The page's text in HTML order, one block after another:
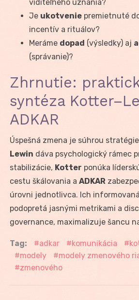
viditeľného uznania?
Je ukotvenie premietnuté
incentív a rituálov?
Meráme dopad (výsledky) aj
(správanie)?
Zhrnutie:
syntéza
ADKAR
Úspešná zmena je súhrou
Lewin dáva psychologický rámec
stabilizácie, Kotter ponúka
cestu škálovania a ADKAR
úrovni jednotlivca. Ich
podopretá jasnými metrikami a
governance, maximalizuje šancu
Tag: adkar komunikácia
modely
modely zmenového
zmenového